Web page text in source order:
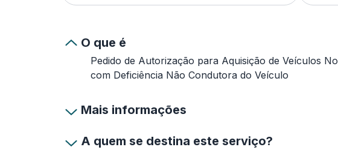
O que é
Pedido de Autorização para Aquisição de Veículos
com Deficiência Não Condutora do Veículo
Mais informações
A quem se destina este serviço?